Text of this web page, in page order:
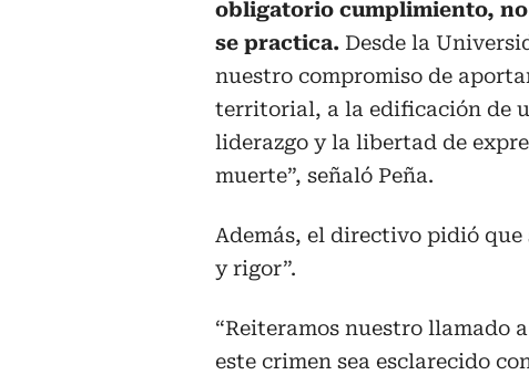
obligatorio cumplimiento, no
se practica. Desde la
nuestro compromiso de
territorial, a la edificación de
liderazgo y la libertad de
muerte”, señaló Peña.
Además, el directivo pidió
y rigor”.
“Reiteramos nuestro llamado
este crimen sea esclarecido